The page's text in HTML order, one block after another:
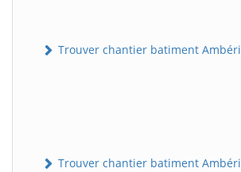
Trouver chantier batiment
Trouver chantier batiment